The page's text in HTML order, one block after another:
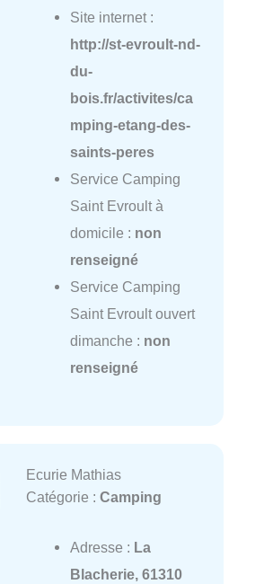
Site internet :
http://st-evroult-nd-
du-
bois.fr/activites/ca
mping-etang-des-
saints-peres
Service Camping
Saint Evroult à
domicile : non
renseigné
Service Camping
Saint Evroult ouvert
dimanche : non
renseigné
Ecurie Mathias
Catégorie : Camping
Adresse : La
Blacherie, 61310